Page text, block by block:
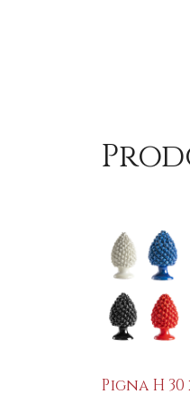
Pigna H 30